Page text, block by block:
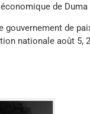
de Duma
gouvernement de
nationale août 5,